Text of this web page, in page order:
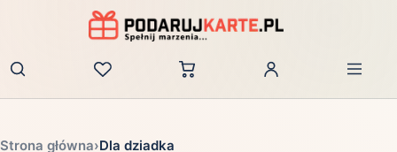
Zaloguj
Strona główna›Dla dziadka